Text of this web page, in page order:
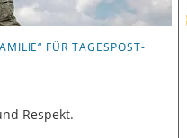
FÜR TAGESPOST-
Respekt.